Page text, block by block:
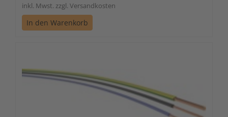
inkl. Mwst. zzgl. Versandkosten
In den Warenkorb